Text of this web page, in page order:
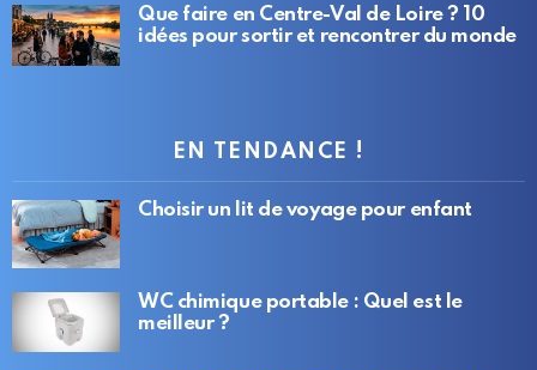
Que faire en Centre-Val de Loire ? 10
idées pour sortir et rencontrer du monde
EN TENDANCE !
Choisir un lit de voyage pour enfant
WC chimique portable : Quel est le
meilleur ?